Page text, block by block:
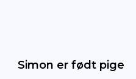
Simon er født pige